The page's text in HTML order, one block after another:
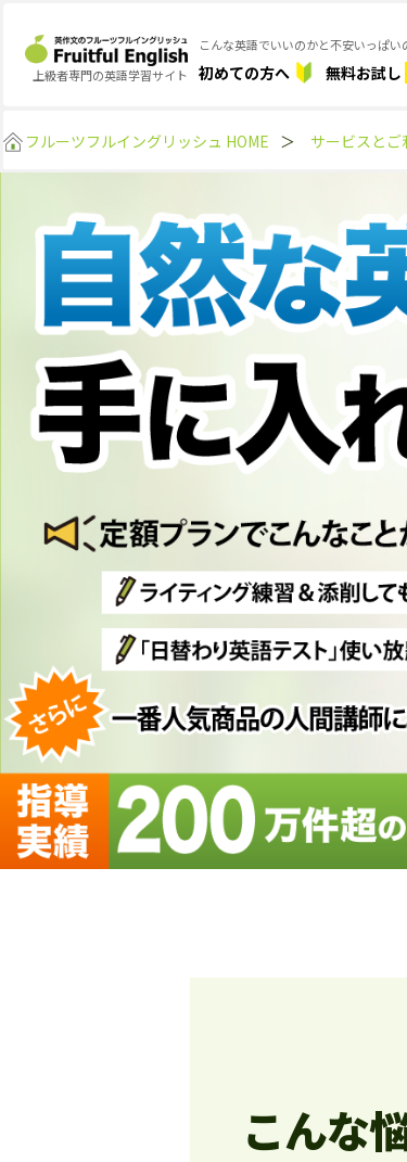
上級者専門の英語学習サイト
こんな英語でいいのかと不安いっぱい
初めての方へ
無料お試し
フルーツフルイングリッシュ HOME ＞ サービスとご
こんな